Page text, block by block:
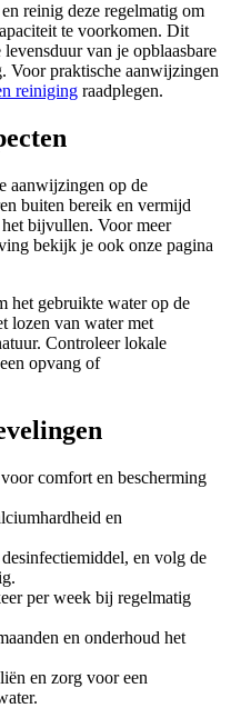
reinig deze regelmatig om
te voorkomen. Dit
van je opblaasbare
Voor praktische aanwijzingen
reiniging raadplegen.
aanwijzingen op de
buiten bereik en vermijd
bijvullen. Voor meer
bekijk je ook onze pagina
het gebruikte water op de
lozen van water met
Controleer lokale
opvang of
comfort en bescherming
en
en volg de
per week bij regelmatig
en onderhoud het
en zorg voor een